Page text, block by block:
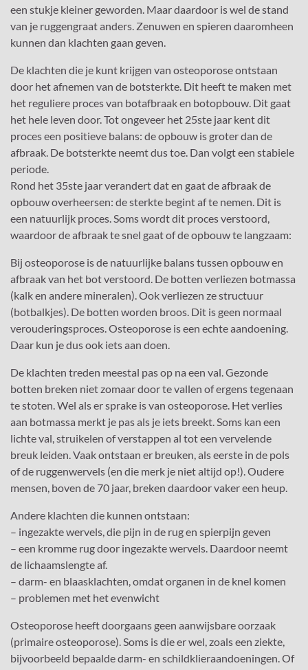
een stukje kleiner geworden. Maar daardoor is wel de stand
van je ruggengraat anders. Zenuwen en spieren daaromheen
kunnen dan klachten gaan geven.
De klachten die je kunt krijgen van osteoporose ontstaan
door het afnemen van de botsterkte. Dit heeft te maken met
het reguliere proces van botafbraak en botopbouw. Dit gaat
het hele leven door. Tot ongeveer het 25ste jaar kent dit
proces een positieve balans: de opbouw is groter dan de
afbraak. De botsterkte neemt dus toe. Dan volgt een stabiele
periode.
Rond het 35ste jaar verandert dat en gaat de afbraak de
opbouw overheersen: de sterkte begint af te nemen. Dit is
een natuurlijk proces. Soms wordt dit proces verstoord,
waardoor de afbraak te snel gaat of de opbouw te langzaam:
Bij osteoporose is de natuurlijke balans tussen opbouw en
afbraak van het bot verstoord. De botten verliezen botmassa
(kalk en andere mineralen). Ook verliezen ze structuur
(botbalkjes). De botten worden broos. Dit is geen normaal
verouderingsproces. Osteoporose is een echte aandoening.
Daar kun je dus ook iets aan doen.
De klachten treden meestal pas op na een val. Gezonde
botten breken niet zomaar door te vallen of ergens tegenaan
te stoten. Wel als er sprake is van osteoporose. Het verlies
aan botmassa merkt je pas als je iets breekt. Soms kan een
lichte val, struikelen of verstappen al tot een vervelende
breuk leiden. Vaak ontstaan er breuken, als eerste in de pols
of de ruggenwervels (en die merk je niet altijd op!). Oudere
mensen, boven de 70 jaar, breken daardoor vaker een heup.
Andere klachten die kunnen ontstaan:
– ingezakte wervels, die pijn in de rug en spierpijn geven
– een kromme rug door ingezakte wervels. Daardoor neemt
de lichaamslengte af.
– darm- en blaasklachten, omdat organen in de knel komen
– problemen met het evenwicht
Osteoporose heeft doorgaans geen aanwijsbare oorzaak
(primaire osteoporose). Soms is die er wel, zoals een ziekte,
bijvoorbeeld bepaalde darm- en schildklieraandoeningen. Of